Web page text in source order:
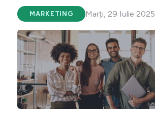
MARKETING Marți, 29 Iulie 2025